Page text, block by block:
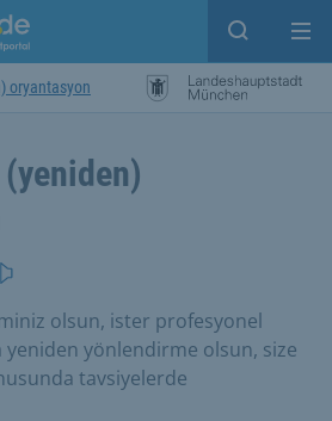
Open
oryantasyon
olsun, ister profesyonel
yeniden yönlendirme olsun, size
tavsiyelerde